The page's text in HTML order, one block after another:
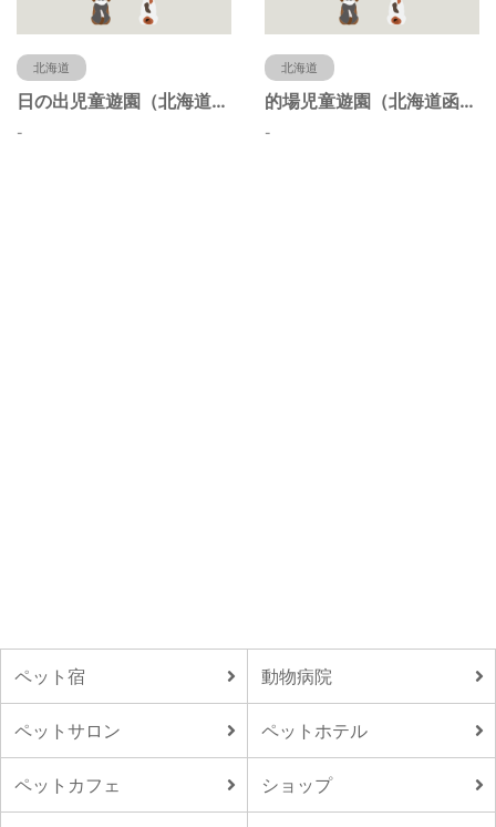
北海道
日の出児童遊園（北海道函館市）
-
北海道
的場児童遊園（北海道函館市）
-
ペット宿 動物病院
ペットサロン ペットホテル
ペットカフェ ショップ